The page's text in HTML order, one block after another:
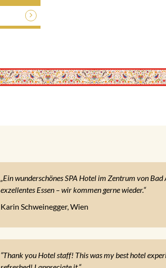
„Ein wunderschönes SPA Hotel im Zentrum von
exzellentes Essen – wir kommen gerne wieder.“
Karin Schweinegger, Wien
“Thank you Hotel staff! This was my best hotel